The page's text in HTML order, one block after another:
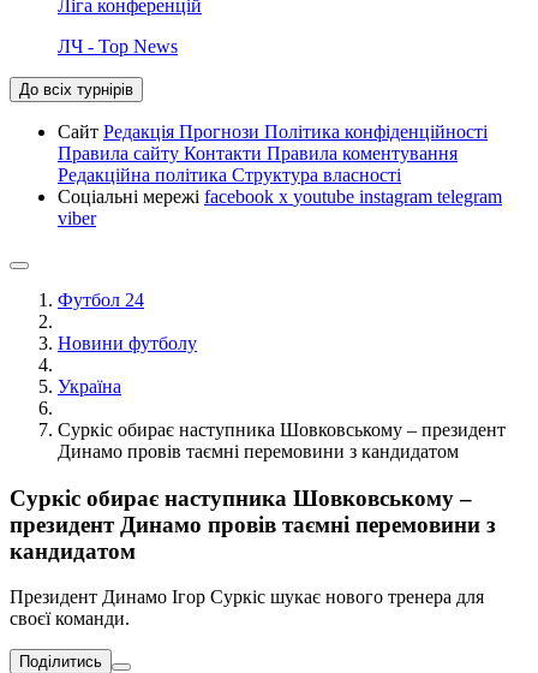
Ліга конференцій
ЛЧ - Top News
До всіх турнірів
Сайт Редакція Прогнози Політика конфіденційності
Правила сайту Контакти Правила коментування
Редакційна політика Структура власності
Соціальні мережі facebook x youtube instagram telegram
viber
Футбол 24
Новини футболу
Україна
Суркіс обирає наступника Шовковському – президент
Динамо провів таємні перемовини з кандидатом
Суркіс обирає наступника Шовковському –
президент Динамо провів таємні перемовини з
кандидатом
Президент Динамо Ігор Суркіс шукає нового тренера для
своєї команди.
Поділитись